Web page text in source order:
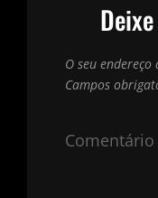
O seu
Campos
Comentário